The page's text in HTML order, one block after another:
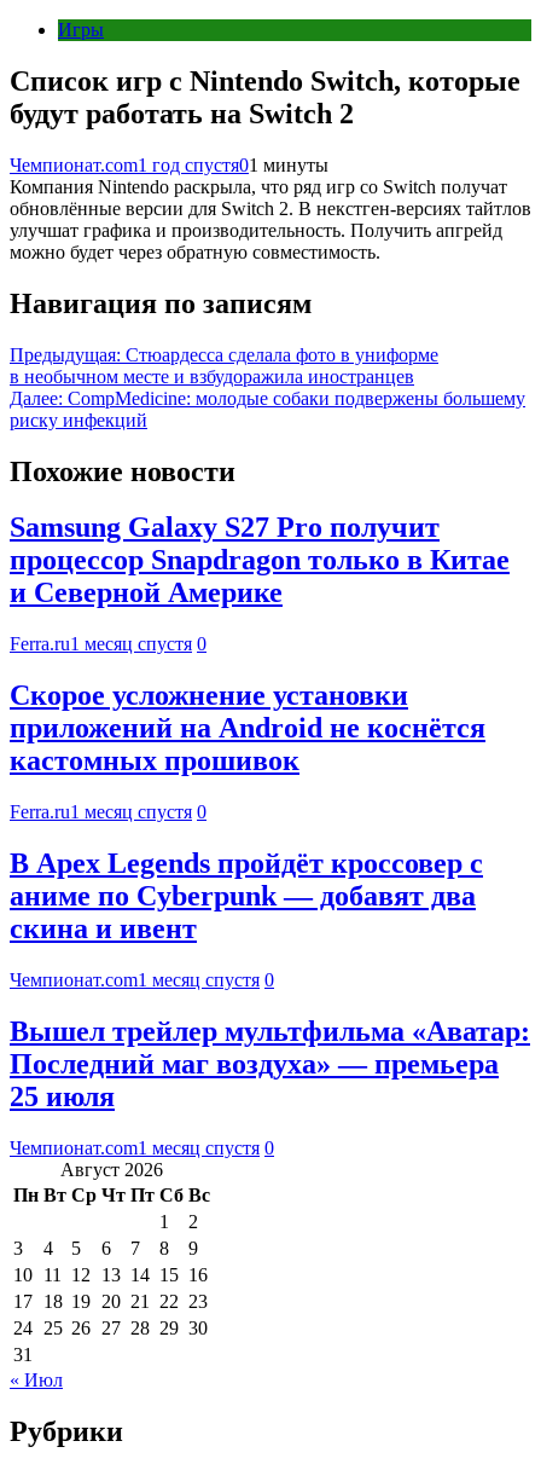
Игры
Список игр с Nintendo Switch, которые
будут работать на Switch 2
Чемпионат.com1 год спустя01 минуты
Компания Nintendo раскрыла, что ряд игр со Switch получат
обновлённые версии для Switch 2. В некстген-версиях тайтлов
улучшат графика и производительность. Получить апгрейд
можно будет через обратную совместимость.
Навигация по записям
Предыдущая: Стюардесса сделала фото в униформе
в необычном месте и взбудоражила иностранцев
Далее: CompMedicine: молодые собаки подвержены большему
риску инфекций
Похожие новости
Samsung Galaxy S27 Pro получит
процессор Snapdragon только в Китае
и Северной Америке
Ferra.ru1 месяц спустя 0
Скорое усложнение установки
приложений на Android не коснётся
кастомных прошивок
Ferra.ru1 месяц спустя 0
В Apex Legends пройдёт кроссовер с
аниме по Cyberpunk — добавят два
скина и ивент
Чемпионат.com1 месяц спустя 0
Вышел трейлер мультфильма «Аватар:
Последний маг воздуха» — премьера
25 июля
Чемпионат.com1 месяц спустя 0
Август 2026
Пн Вт Ср Чт Пт Сб Вс
1
2
3
4 5 6 7 8
9
10 11 12 13 14 15 16
17 18 19 20 21 22 23
24 25 26 27 28 29 30
31
« Июл
Рубрики